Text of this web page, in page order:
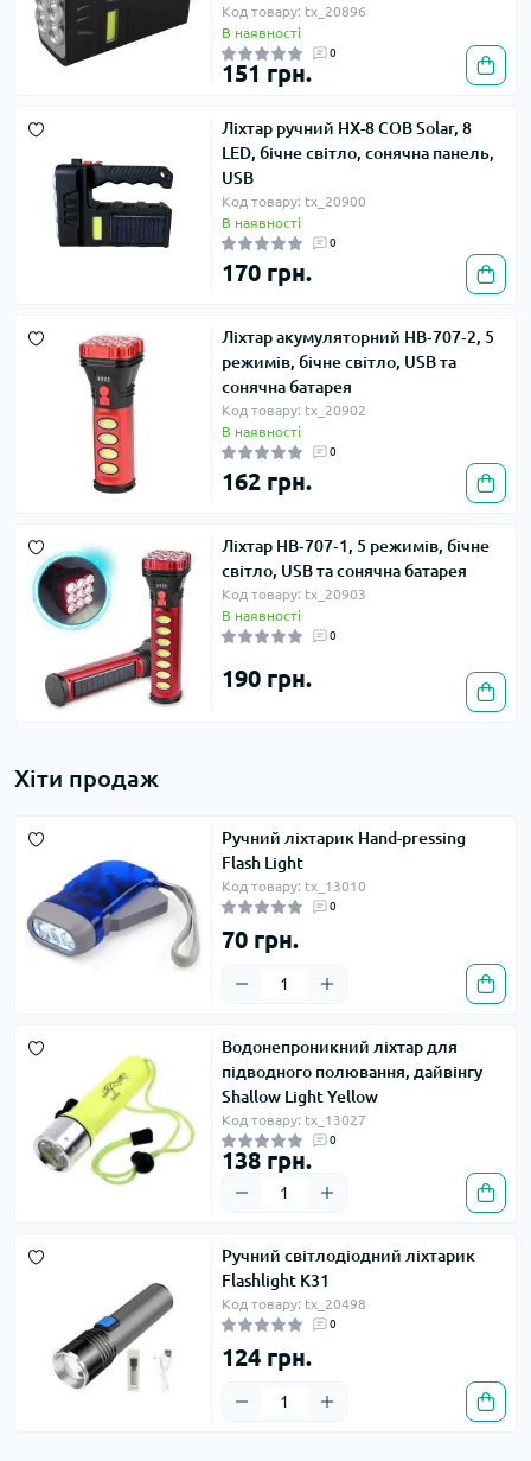
Код товару: tx_20896
В наявності
0
151 грн.
Ліхтар ручний HX-8 COB Solar, 8
LED, бічне світло, сонячна панель,
USB
Код товару: tx_20900
В наявності
0
170 грн.
Ліхтар акумуляторний HB‑707‑2, 5
режимів, бічне світло, USB та
сонячна батарея
Код товару: tx_20902
В наявності
0
162 грн.
Ліхтар HB‑707‑1, 5 режимів, бічне
світло, USB та сонячна батарея
Код товару: tx_20903
В наявності
0
190 грн.
Хіти продаж
Ручний ліхтарик Hand-pressing
Flash Light
Код товару: tx_13010
0
70 грн.
Водонепроникний ліхтар для
підводного полювання, дайвінгу
Shallow Light Yellow
Код товару: tx_13027
0
138 грн.
Ручний світлодіодний ліхтарик
Flashlight K31
Код товару: tx_20498
0
124 грн.